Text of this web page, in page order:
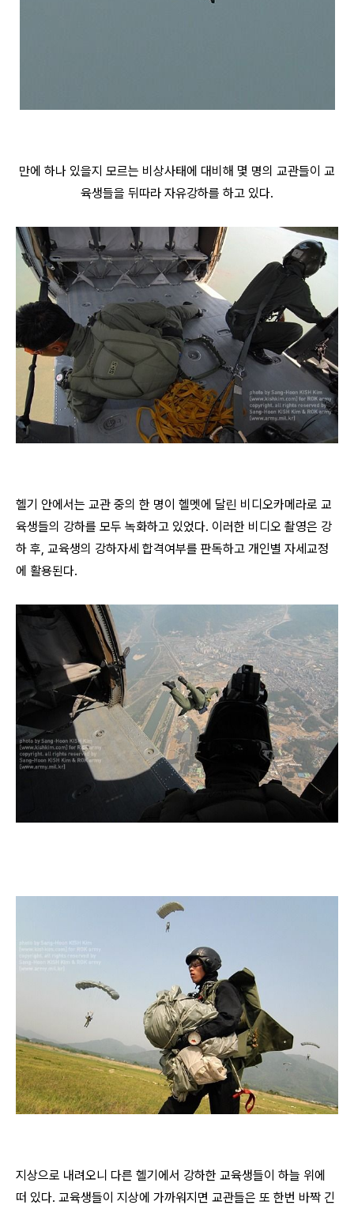
만에 하나 있을지 모르는 비상사태에 대비해 몇 명의 교관들이 교
육생들을 뒤따라 자유강하를 하고 있다.
헬기 안에서는 교관 중의 한 명이 헬멧에 달린 비디오카메라로 교
육생들의 강하를 모두 녹화하고 있었다. 이러한 비디오 촬영은 강
하 후, 교육생의 강하자세 합격여부를 판독하고 개인별 자세교정
에 활용된다.
지상으로 내려오니 다른 헬기에서 강하한 교육생들이 하늘 위에
떠 있다. 교육생들이 지상에 가까워지면 교관들은 또 한번 바짝 긴